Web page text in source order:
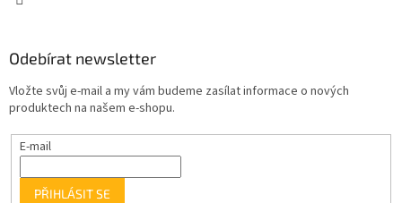
Odebírat newsletter
Vložte svůj e-mail a my vám budeme zasílat informace o nových
produktech na našem e-shopu.
E-mail
PŘIHLÁSIT SE